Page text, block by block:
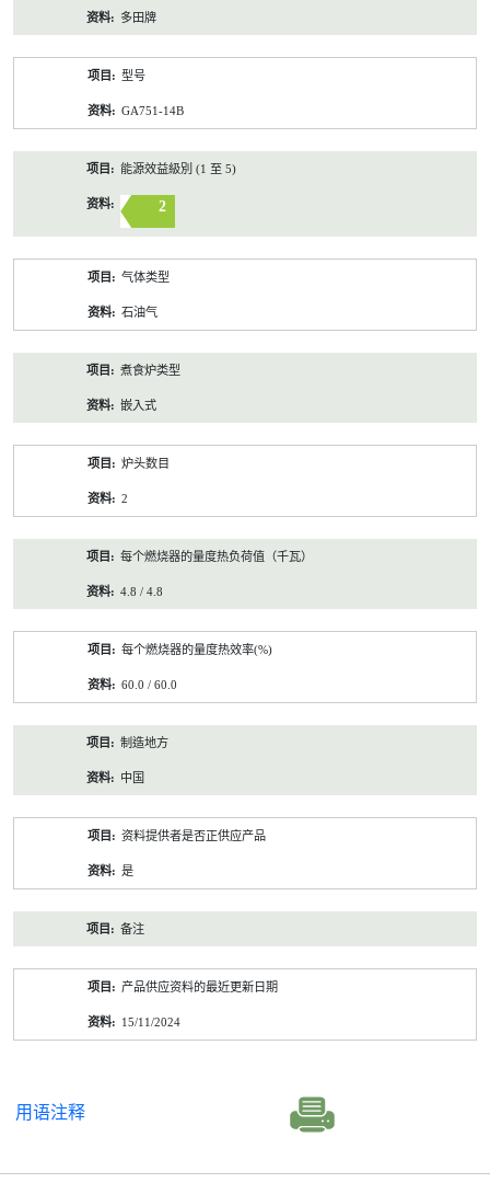
多田牌
型号
GA751-14B
能源效益級別 (1 至 5)
2
气体类型
石油气
煮食炉类型
嵌入式
炉头数目
2
每个燃烧器的量度热负荷值（千瓦）
4.8 / 4.8
每个燃烧器的量度热效率(%)
60.0 / 60.0
制造地方
中国
资料提供者是否正供应产品
是
备注
产品供应资料的最近更新日期
15/11/2024
用语注释